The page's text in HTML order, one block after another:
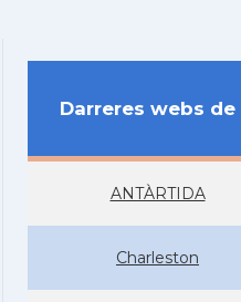
Darreres webs
ANTÀRTIDA
Charleston